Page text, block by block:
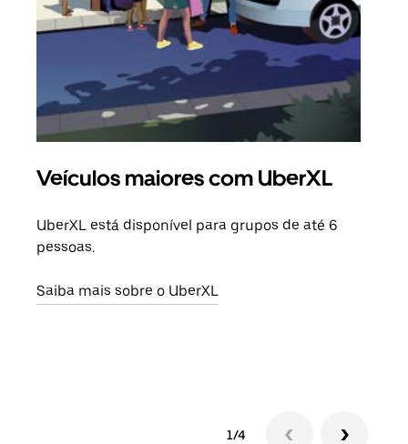
Veículos maiores com UberXL
UberXL está disponível para grupos de até 6
pessoas.
Saiba mais sobre o UberXL
1/4